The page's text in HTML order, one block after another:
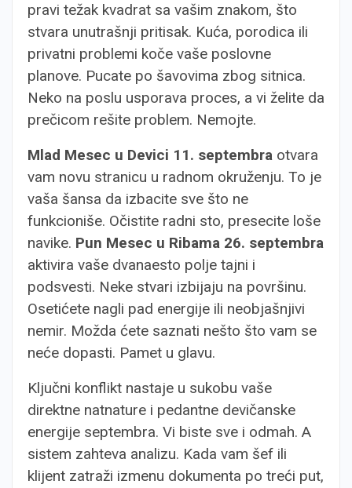
pravi težak kvadrat sa vašim znakom, što
stvara unutrašnji pritisak. Kuća, porodica ili
privatni problemi koče vaše poslovne
planove. Pucate po šavovima zbog sitnica.
Neko na poslu usporava proces, a vi želite da
prečicom rešite problem. Nemojte.
Mlad Mesec u Devici 11. septembra otvara
vam novu stranicu u radnom okruženju. To je
vaša šansa da izbacite sve što ne
funkcioniše. Očistite radni sto, presecite loše
navike. Pun Mesec u Ribama 26. septembra
aktivira vaše dvanaesto polje tajni i
podsvesti. Neke stvari izbijaju na površinu.
Osetićete nagli pad energije ili neobjašnjivi
nemir. Možda ćete saznati nešto što vam se
neće dopasti. Pamet u glavu.
Ključni konflikt nastaje u sukobu vaše
direktne natnature i pedantne devičanske
energije septembra. Vi biste sve i odmah. A
sistem zahteva analizu. Kada vam šef ili
klijent zatraži izmenu dokumenta po treći put,